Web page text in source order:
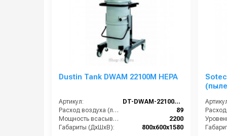
Dustin Tank DWAM 22100M HEPA
Артикул:
DT-DWAM-22100M-HEPA
Расход воздуха (л/сек):
89
Мощность всасывающих турбин (Вт):
2200
Габариты (ДхШхВ):
800х600х1580